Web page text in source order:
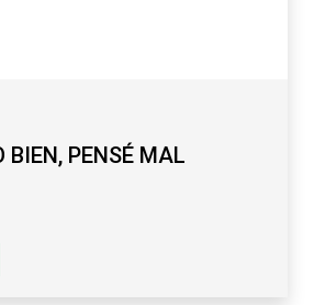
BIEN, PENSÉ MAL